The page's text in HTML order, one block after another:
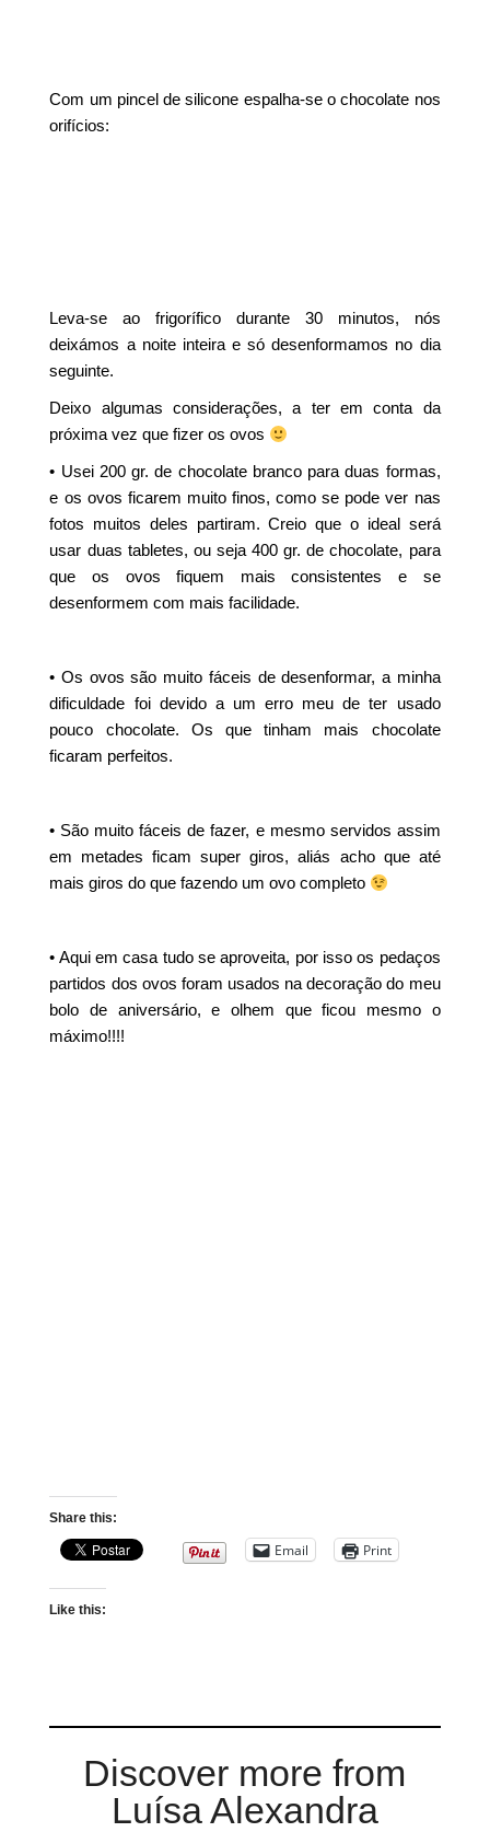
Com um pincel de silicone espalha-se o chocolate nos
orifícios:
Leva-se ao frigorífico durante 30 minutos, nós
deixámos a noite inteira e só desenformamos no dia
seguinte.
Deixo algumas considerações, a ter em conta da
próxima vez que fizer os ovos
• Usei 200 gr. de chocolate branco para duas formas,
e os ovos ficarem muito finos, como se pode ver nas
fotos muitos deles partiram. Creio que o ideal será
usar duas tabletes, ou seja 400 gr. de chocolate, para
que os ovos fiquem mais consistentes e se
desenformem com mais facilidade.
• Os ovos são muito fáceis de desenformar, a minha
dificuldade foi devido a um erro meu de ter usado
pouco chocolate. Os que tinham mais chocolate
ficaram perfeitos.
• São muito fáceis de fazer, e mesmo servidos assim
em metades ficam super giros, aliás acho que até
mais giros do que fazendo um ovo completo
• Aqui em casa tudo se aproveita, por isso os pedaços
partidos dos ovos foram usados na decoração do meu
bolo de aniversário, e olhem que ficou mesmo o
máximo!!!!
Share this:
Email Print
Like this:
Discover more from
Luísa Alexandra